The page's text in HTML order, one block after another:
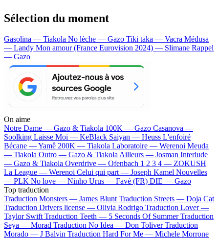
Sélection du moment
Gasolina — Tiakola No lèche — Gazo Tiki taka — Vacra Médusa
— Landy Mon amour (France Eurovision 2024) — Slimane Rappel
— Gazo
On aime
Notre Dame — Gazo & Tiakola 100K — Gazo Casanova —
Soolking Laisse Moi — KeBlack Saiyan — Heuss L'enfoiré
Bécane —Yamê 200K — Tiakola Laboratoire — Werenoi Meuda
— Tiakola Outro — Gazo & Tiakola Ailleurs — Josman Interlude
— Gazo & Tiakola Overdrive — Ofenbach 1 2 3 4 — ZOKUSH
La League — Werenoi Celui qui part — Joseph Kamel Nouvelles
— PLK No love — Ninho Urus — Favé (FR) DIE — Gazo
Top traduction
Traduction Monsters — James Blunt Traduction Streets — Doja Cat
Traduction Drivers license — Olivia Rodrigo Traduction Lover —
Taylor Swift Traduction Teeth — 5 Seconds Of Summer Traduction
Seya — Morad Traduction No Idea — Don Toliver Traduction
Morado — J Balvin Traduction Hard For Me — Michele Morrone